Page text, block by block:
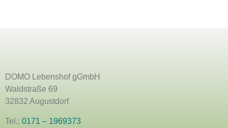
DOMO Lebenshof gGmbH
Waldstraße 69
32832 Augustdorf
Tel.: 0171 – 1969373